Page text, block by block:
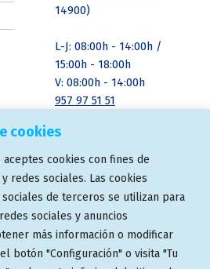
cookies
cookies con fines de
redes sociales. Las cookies
de terceros se utilizan para
sociales y anuncios
más información o modificar
botón "Configuración" o visita "Tu
14900)
L-J: 08:00h - 14:00h /
15:00h - 18:00h
V: 08:00h - 14:00h
957 97 51 51
ENSAYOS Y
CERTIFICACIONES